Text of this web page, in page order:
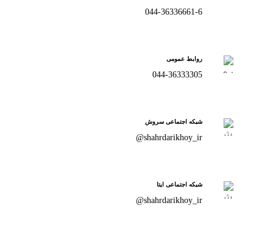
044-36336661-6
روابط عمومی
044-36333305
شبکه اجتماعی سروش
shahrdarikhoy_ir@
شبکه اجتماعی ایتا
shahrdarikhoy_ir@